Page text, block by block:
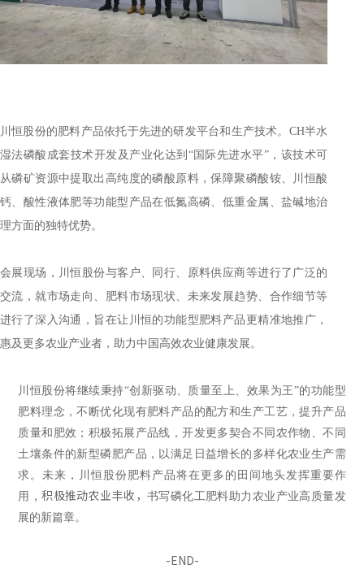
川恒股份的肥料产品依托于先进的研发平台和生产技术。CH半水
湿法磷酸成套技术开发及产业化达到“国际先进水平”，该技术可
从磷矿资源中提取出高纯度的磷酸原料，保障聚磷酸铵、川恒酸
钙、酸性液体肥等功能型产品在低氮高磷、低重金属、盐碱地治
理方面的独特优势。
会展现场，川恒股份与客户、同行、原料供应商等进行了广泛的
交流，就市场走向、肥料市场现状、未来发展趋势、合作细节等
进行了深入沟通，旨在让川恒的功能型肥料产品更精准地推广，
惠及更多农业产业者，助力中国高效农业健康发展。
川恒股份将继续秉持“创新驱动、质量至上、效果为王”的功能型
肥料理念，不断优化现有肥料产品的配方和生产工艺，提升产品
质量和肥效；积极拓展产品线，开发更多契合不同农作物、不同
土壤条件的新型磷肥产品，以满足日益增长的多样化农业生产需
求。未来，川恒股份肥料产品将在更多的田间地头发挥重要作
用，积极推动农业丰收， 书写磷化工肥料助力农业产业高质量发
展的新篇章。
-END-